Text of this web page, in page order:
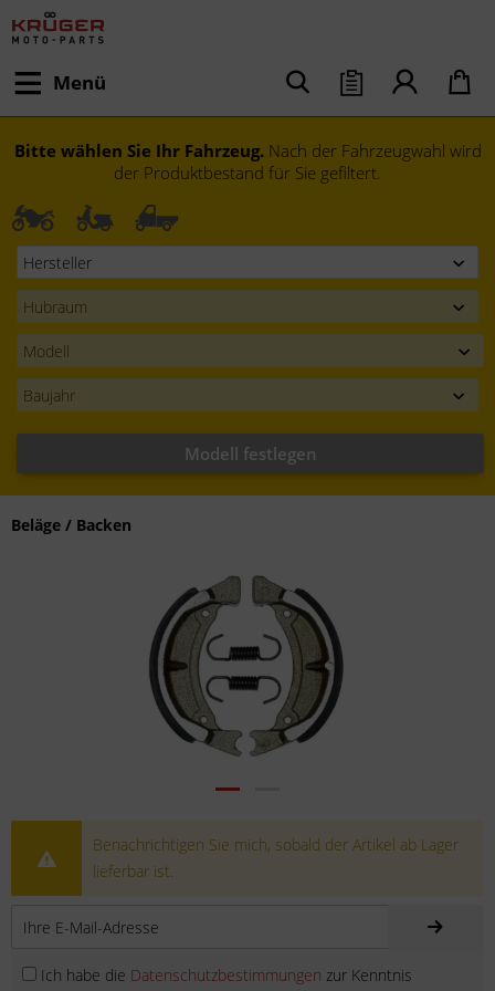
Menü
Bitte wählen Sie Ihr Fahrzeug. Nach der Fahrzeugwahl wird
der Produktbestand für Sie gefiltert.
Modell festlegen
Beläge / Backen
Benachrichtigen Sie mich, sobald der Artikel ab Lager
lieferbar ist.
Ich habe die Datenschutzbestimmungen zur Kenntnis